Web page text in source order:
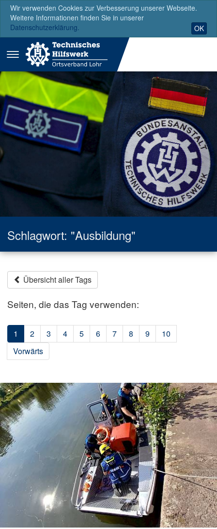
Wir verwenden Cookies zur Verbesserung unserer Webseite.
Weitere Informationen finden Sie in unserer
Datenschutzerklärung.
OK
Menü
ausklappen
Schlagwort: "Ausbildung"
Übersicht aller Tags
Seiten, die das Tag verwenden:
1 2 3 4 5 6 7 8 9
10
Vorwärts